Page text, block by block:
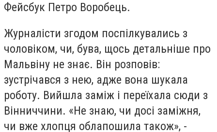
Фейсбук Петро Воробець.
Журналісти згодом поспілкувались з
чоловіком, чи, бува, щось детальніше про
Мальвіну не знає. Він розповів:
зустрічався з нею, адже вона шукала
роботу. Вийшла заміж і переїхала сюди з
Вінниччини. «Не знаю, чи досі заміжня,
чи вже хлопця облапошила також», -